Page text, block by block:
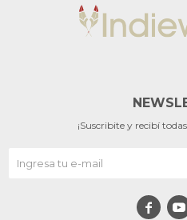
¡Suscribite y recibí
 